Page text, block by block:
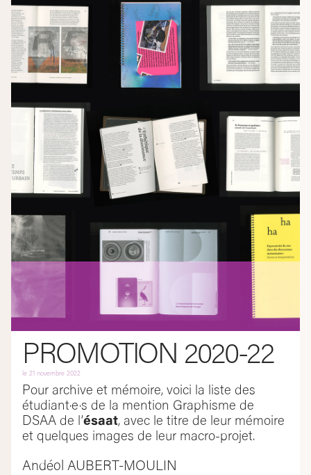
PROMOTION 2020-22
le 21 novembre 2022
Pour archive et mémoire, voici la liste des
étudiant·e·s de la mention Graphisme de
DSAA de l’ésaat, avec le titre de leur mémoire
et quelques images de leur macro-projet.
Andéol AUBERT-MOULIN